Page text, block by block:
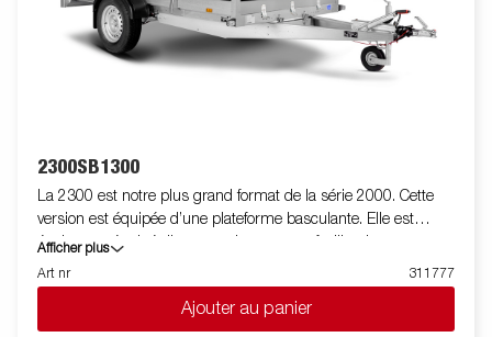
2300SB1300
La 2300 est notre plus grand format de la série 2000. Cette
version est équipée d’une plateforme basculante. Elle est
également équipé d'un amortisseur pour faciliter la
manipulation de la plateforme et freiner le basculement.. Le
panneau arrière renforcé facilite le chargement des motos, des
tondeuses à gazon ou des déchets de jardin. La remorque est
Afficher plus
Art nr
311777
Ajouter au panier